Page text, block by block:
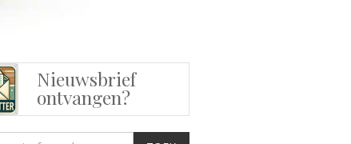
Nieuwsbrief
ontvangen?